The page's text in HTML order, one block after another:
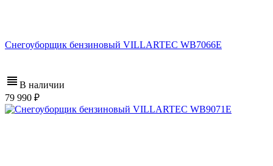
Снегоуборщик бензиновый VILLARTEC WB7066E
В наличии
79 990